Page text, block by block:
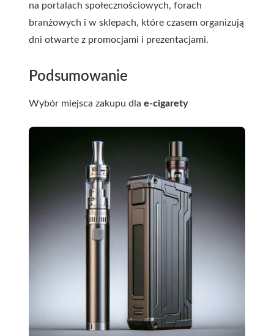
na portalach społecznościowych, forach
branżowych i w sklepach, które czasem organizują
dni otwarte z promocjami i prezentacjami.
Podsumowanie
Wybór miejsca zakupu dla e-cigarety